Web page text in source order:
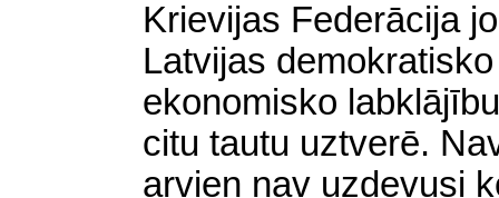
Krievijas Federācija
Latvijas
ekonomisko
citu tautu uztverē.
arvien nav uzdevusi